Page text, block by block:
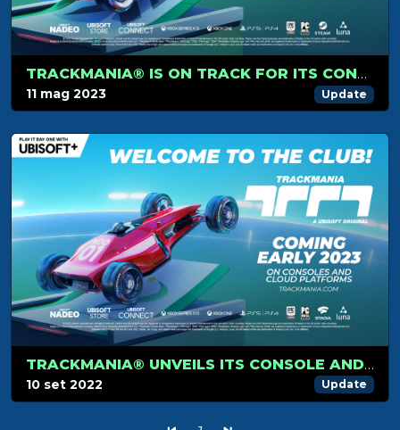
TRACKMANIA® IS ON TRACK FOR ITS CONSOLE AND CLOUD PLATFORM RELEASE ON MAY 15TH
11 mag 2023 Update
TRACKMANIA® UNVEILS ITS CONSOLE AND CLOUD VERSIONS LAUNCHING IN 2023
10 set 2022 Update